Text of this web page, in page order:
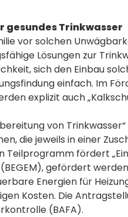
gesundes Trinkwasser
vor solchen
Lösungen zur
sich den Einbau
einfach. Im
explizit auch
von
die jeweils in einer
Teilprogramm fördert
gefördert
Energien für
Kosten. Die
(BAFA).